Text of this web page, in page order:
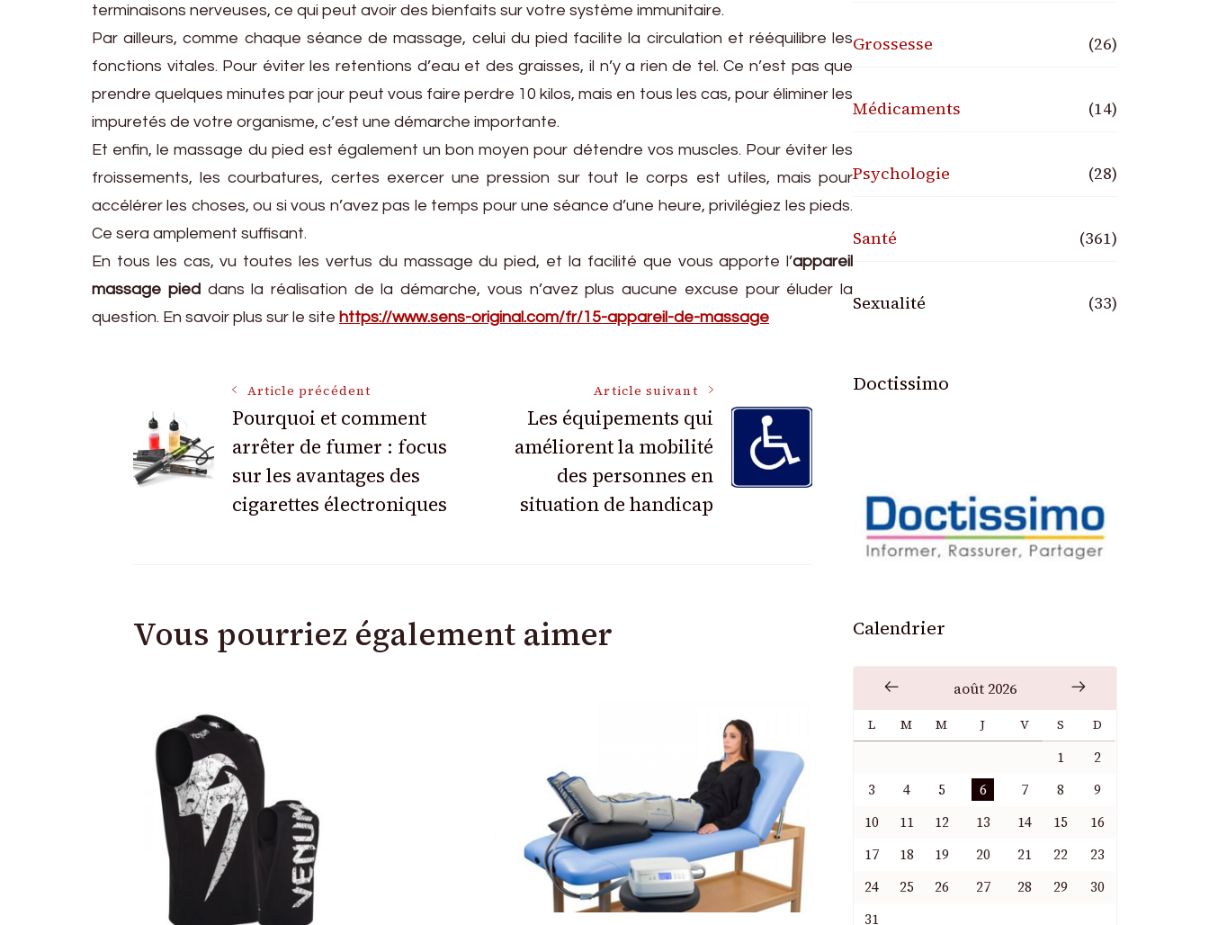
terminaisons nerveuses, ce qui peut avoir des bienfaits sur votre système immunitaire.
Par ailleurs, comme chaque séance de massage, celui du pied facilite la circulation et rééquilibre les
fonctions vitales. Pour éviter les retentions d’eau et des graisses, il n’y a rien de tel. Ce n’est pas que
prendre quelques minutes par jour peut vous faire perdre 10 kilos, mais en tous les cas, pour éliminer les
impuretés de votre organisme, c’est une démarche importante.
Et enfin, le massage du pied est également un bon moyen pour détendre vos muscles. Pour éviter les
froissements, les courbatures, certes exercer une pression sur tout le corps est utiles, mais pour
accélérer les choses, ou si vous n’avez pas le temps pour une séance d’une heure, privilégiez les pieds.
Ce sera amplement suffisant.
En tous les cas, vu toutes les vertus du massage du pied, et la facilité que vous apporte l’appareil
massage pied dans la réalisation de la démarche, vous n’avez plus aucune excuse pour éluder la
question. En savoir plus sur le site https://www.sens-original.com/fr/15-appareil-de-massage
Navigation
des
articles
Article précédent
Pourquoi et comment
arrêter de fumer : focus
sur les avantages des
cigarettes électroniques
Article suivant
Les équipements qui
améliorent la mobilité
des personnes en
situation de handicap
Vous pourriez également aimer
Grossesse (26)
Médicaments (14)
Psychologie (28)
Santé (361)
Sexualité (33)
Doctissimo
Calendrier
août 2026
L M M J V S D
1
2
3
4 5 6 7 8
9
10
11 12 13 14 15
16
17
18 19 20 21 22
23
24
25 26 27 28 29
30
31